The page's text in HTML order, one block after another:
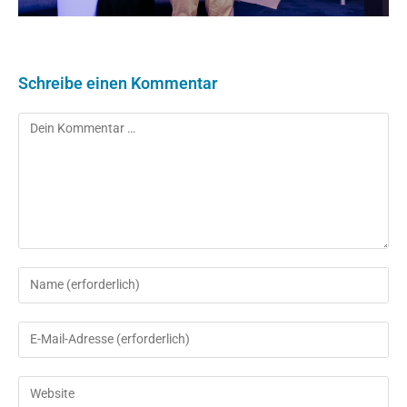
Schreibe einen Kommentar
Kommentar
Gib
deinen
Namen
oder
zum
Gib
deine
E-
Mail-
Gib